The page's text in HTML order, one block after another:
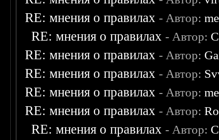
RE: мнения о правилах - Автор:
RE: мнения о правилах - Автор:
RE: мнения о правилах - Автор:
RE: мнения о правилах - Автор:
RE: мнения о правилах - Автор:
RE: мнения о правилах - Автор:
RE: мнения о правилах - Автор: